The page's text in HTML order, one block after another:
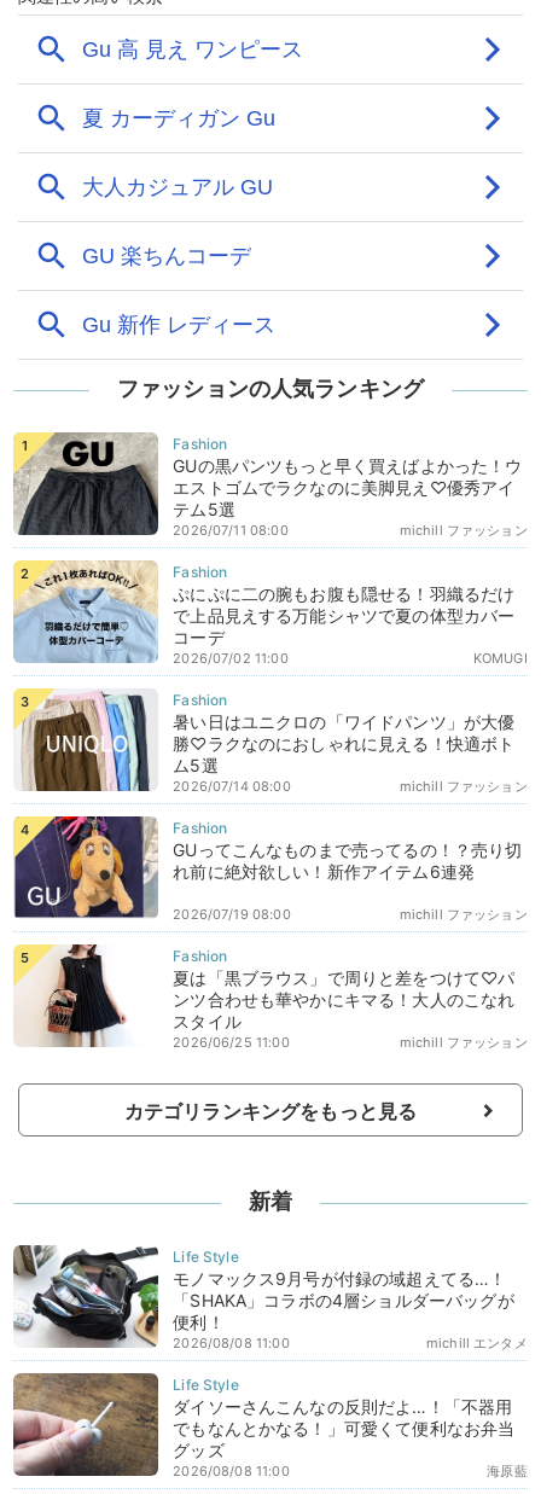
ファッションの人気ランキング
GUの黒パンツもっと早く買えばよかった！ウ
エストゴムでラクなのに美脚見え♡優秀アイ
テム5選
michill ファッション
2026/07/11 08:00
ぷにぷに二の腕もお腹も隠せる！羽織るだけ
で上品見えする万能シャツで夏の体型カバー
コーデ
KOMUGI
2026/07/02 11:00
暑い日はユニクロの「ワイドパンツ」が大優
勝♡ラクなのにおしゃれに見える！快適ボト
ム5選
michill ファッション
2026/07/14 08:00
GUってこんなものまで売ってるの！？売り切
れ前に絶対欲しい！新作アイテム6連発
michill ファッション
2026/07/19 08:00
夏は「黒ブラウス」で周りと差をつけて♡パ
ンツ合わせも華やかにキマる！大人のこなれ
スタイル
michill ファッション
2026/06/25 11:00
カテゴリランキングをもっと見る
新着
モノマックス9月号が付録の域超えてる…！
「SHAKA」コラボの4層ショルダーバッグが
便利！
michill エンタメ
2026/08/08 11:00
ダイソーさんこんなの反則だよ…！「不器用
でもなんとかなる！」可愛くて便利なお弁当
グッズ
海原藍
2026/08/08 11:00